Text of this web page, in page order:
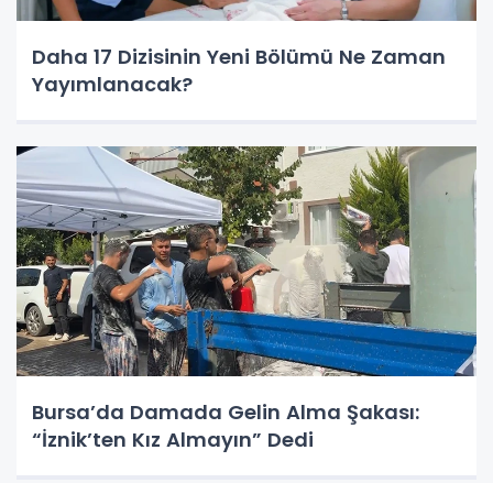
Daha 17 Dizisinin Yeni Bölümü Ne Zaman
Yayımlanacak?
Bursa’da Damada Gelin Alma Şakası:
“İznik’ten Kız Almayın” Dedi